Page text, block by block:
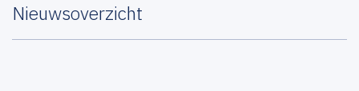
Nieuwsoverzicht